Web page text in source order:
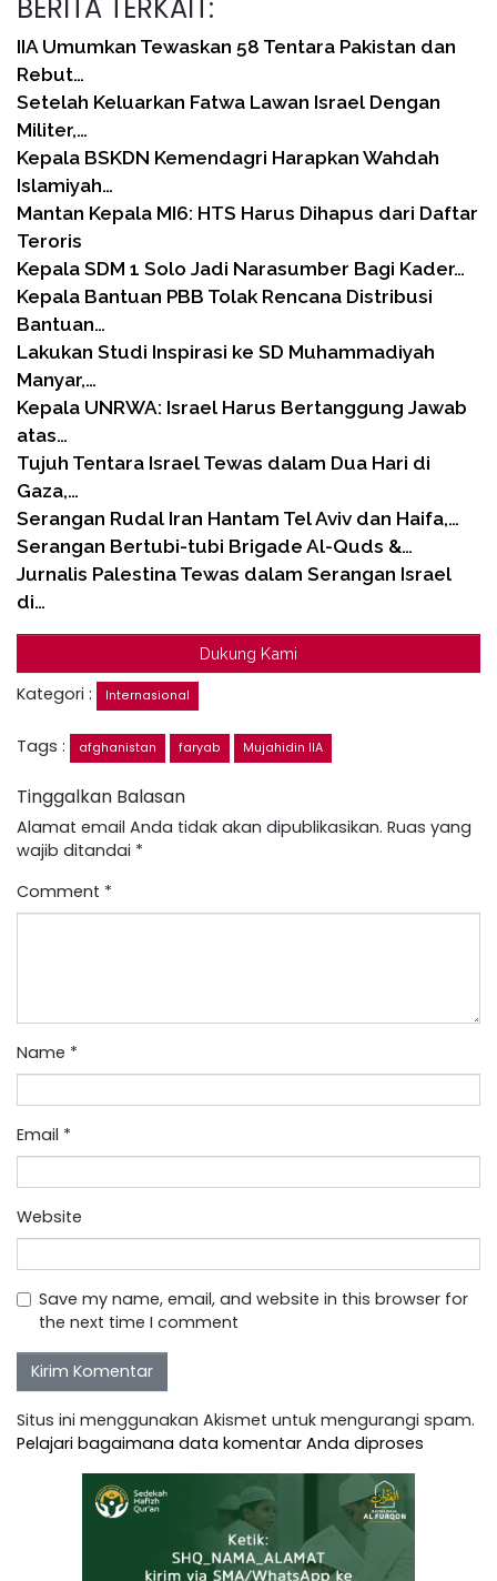
BERITA TERKAIT:
IIA Umumkan Tewaskan 58 Tentara Pakistan dan
Rebut…
Setelah Keluarkan Fatwa Lawan Israel Dengan
Militer,…
Kepala BSKDN Kemendagri Harapkan Wahdah
Islamiyah…
Mantan Kepala MI6: HTS Harus Dihapus dari Daftar
Teroris
Kepala SDM 1 Solo Jadi Narasumber Bagi Kader…
Kepala Bantuan PBB Tolak Rencana Distribusi
Bantuan…
Lakukan Studi Inspirasi ke SD Muhammadiyah
Manyar,…
Kepala UNRWA: Israel Harus Bertanggung Jawab
atas…
Tujuh Tentara Israel Tewas dalam Dua Hari di
Gaza,…
Serangan Rudal Iran Hantam Tel Aviv dan Haifa,…
Serangan Bertubi-tubi Brigade Al-Quds &…
Jurnalis Palestina Tewas dalam Serangan Israel
di…
Dukung Kami
Kategori : Internasional
Tags : afghanistan faryab Mujahidin IIA
Tinggalkan Balasan
Alamat email Anda tidak akan dipublikasikan. Ruas yang
wajib ditandai *
Comment *
Name *
Email *
Website
Save my name, email, and website in this browser for
the next time I comment
Situs ini menggunakan Akismet untuk mengurangi spam.
Pelajari bagaimana data komentar Anda diproses